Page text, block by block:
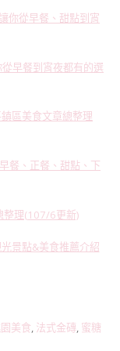
你從早餐、甜點到宵
早餐到宵夜都有的選
區美食文章總整理
餐、正餐、甜點、下
整理(107/6更新)
景點&美食推薦介紹
美食, 法式金磚, 蜜糖